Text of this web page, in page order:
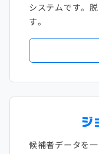
システムです。
す。
候補者データを